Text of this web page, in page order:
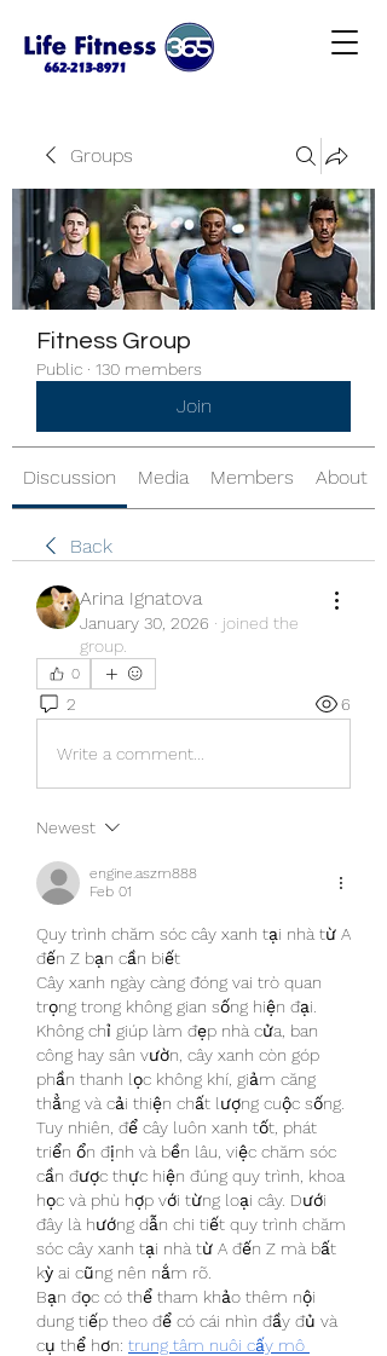
Groups
Fitness Group
Public · 130 members
Join
Discussion Media Members About
Back
Arina Ignatova
January 30, 2026 · joined the
group.
0
2 6
Write a comment...
Newest
engine.aszm888
Feb 01
Quy trình chăm sóc cây xanh tại nhà từ A
đến Z bạn cần biết
Cây xanh ngày càng đóng vai trò quan
trọng trong không gian sống hiện đại.
Không chỉ giúp làm đẹp nhà cửa, ban
công hay sân vườn, cây xanh còn góp
phần thanh lọc không khí, giảm căng
thẳng và cải thiện chất lượng cuộc sống.
Tuy nhiên, để cây luôn xanh tốt, phát
triển ổn định và bền lâu, việc chăm sóc
cần được thực hiện đúng quy trình, khoa
học và phù hợp với từng loại cây. Dưới
đây là hướng dẫn chi tiết quy trình chăm
sóc cây xanh tại nhà từ A đến Z mà bất
kỳ ai cũng nên nắm rõ.
Bạn đọc có thể tham khảo thêm nội
dung tiếp theo để có cái nhìn đầy đủ và
cụ thể hơn: trung tâm nuôi cấy mô